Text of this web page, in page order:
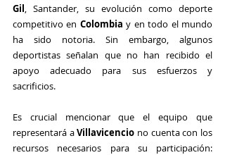
Gil, Santander, su evolución como deporte
competitivo en Colombia y en todo el mundo
ha sido notoria. Sin embargo, algunos
deportistas señalan que no han recibido el
apoyo adecuado para sus esfuerzos y
sacrificios.
Es crucial mencionar que el equipo que
representará a Villavicencio no cuenta con los
recursos necesarios para su participación: